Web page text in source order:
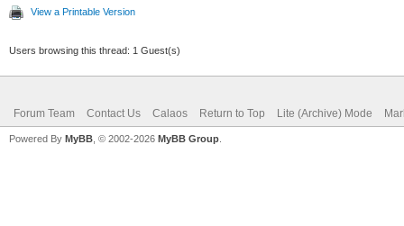
View a Printable Version
Users browsing this thread: 1 Guest(s)
Forum Team Contact Us Calaos Return to Top Lite (Archive) Mode
Powered By MyBB , © 2002-2026 MyBB Group